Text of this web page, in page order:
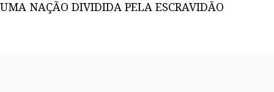
UMA NAÇÃO DIVIDIDA PELA ESCRAVIDÃO